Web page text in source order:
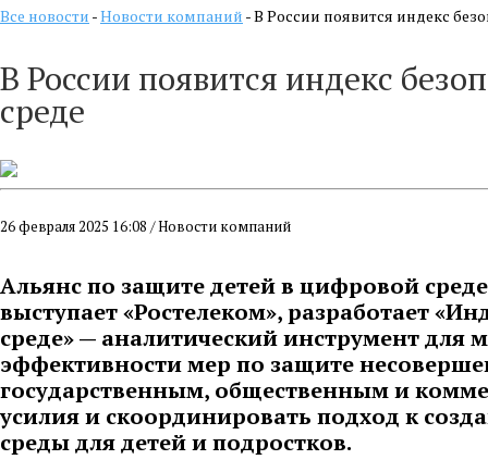
Все новости -Новости компаний - В России появится индекс
В России появится индекс
среде
26 февраля 2025 16:08 / Новости компаний
Альянс по защите детей в цифровой
выступает «Ростелеком», разработает
среде» — аналитический инструмент для
эффективности мер по защите
государственным, общественным и
усилия и скоординировать подход к
среды для детей и подростков.